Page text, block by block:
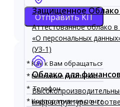
Защищенное Облако
Аттестованное облако
«О персональных
(УЗ-1)
Облако для
инфраструктуры в
Отправить КП